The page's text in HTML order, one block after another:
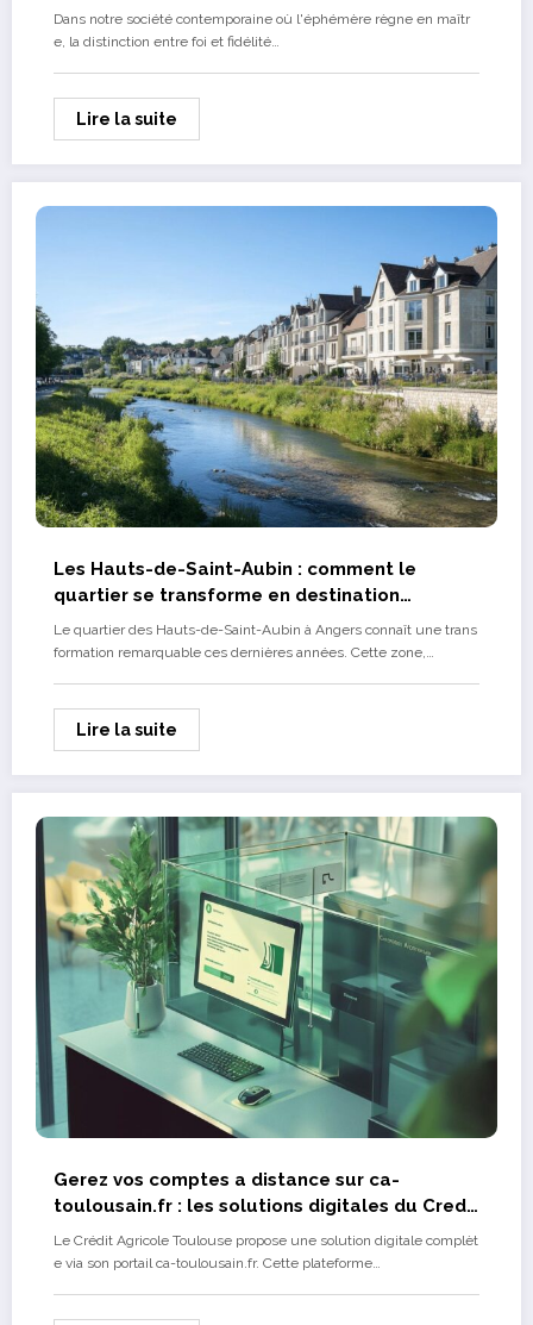
Dans notre société contemporaine où l'éphémère règne en maîtr
e, la distinction entre foi et fidélité…
Lire la suite
Les Hauts-de-Saint-Aubin : comment le
quartier se transforme en destination
attractive
Le quartier des Hauts-de-Saint-Aubin à Angers connaît une trans
formation remarquable ces dernières années. Cette zone,…
Lire la suite
Gerez vos comptes a distance sur ca-
toulousain.fr : les solutions digitales du Credit
Agricole Toulouse
Le Crédit Agricole Toulouse propose une solution digitale complèt
e via son portail ca-toulousain.fr. Cette plateforme…